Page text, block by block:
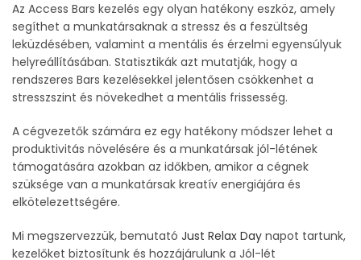
Az Access Bars kezelés egy olyan hatékony eszköz, amely
segíthet a munkatársaknak a stressz és a feszültség
leküzdésében, valamint a mentális és érzelmi egyensúlyuk
helyreállításában. Statisztikák azt mutatják, hogy a
rendszeres Bars kezelésekkel jelentősen csökkenhet a
stresszszint és növekedhet a mentális frissesség.
A cégvezetők számára ez egy hatékony módszer lehet a
produktivitás növelésére és a munkatársak jól-létének
támogatására azokban az időkben, amikor a cégnek
szüksége van a munkatársak kreatív energiájára és
elkötelezettségére.
Mi megszervezzük, bemutató Just Relax Day napot tartunk,
kezelőket biztosítunk és hozzájárulunk a Jól-lét